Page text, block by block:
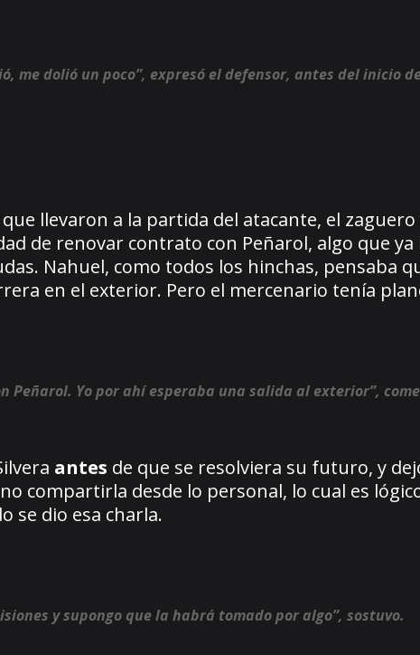
me dolió un poco”, expresó el defensor, antes del inicio
llevaron a la partida del atacante, el zaguero
de renovar contrato con Peñarol, algo que ya
Nahuel, como todos los hinchas, pensaba
en el exterior. Pero el mercenario tenía
Peñarol. Yo por ahí esperaba una salida al exterior”,
antes de que se resolviera su futuro, y
compartirla desde lo personal, lo cual es
se dio esa charla.
y supongo que la habrá tomado por algo”, sostuvo.